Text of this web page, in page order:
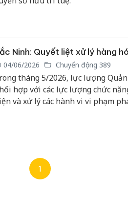
Ninh: Quyết liệt xử lý hàng
04/06/2026 Chuyển động 389
tháng 5/2026, lực lượng
hợp với các lực lượng chức
và xử lý các hành vi vi phạm
1
Hóa
vụ
buôn
giả
Tìm bị
án
sữa
tượng
dây
vi phạm
trong tháng 7
Hưng Yên: Xử
kinh doanh
hàng giả mạo
hiệu Adidas,